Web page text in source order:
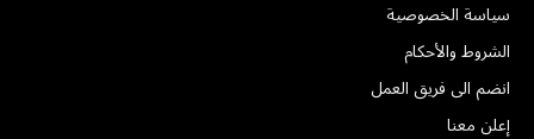
سياسة الخصوصية
الشروط والأحكام
انضم الى فريق العمل
إعلن معنا